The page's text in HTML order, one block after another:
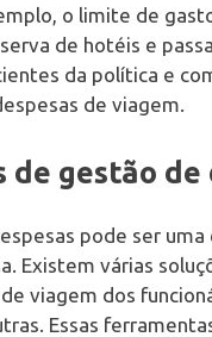
o limite de
de hotéis e
da política e
de viagem.
gestão de
pode ser
Existem várias
viagem dos
Essas